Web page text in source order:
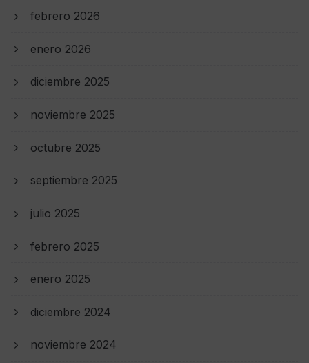
febrero 2026
enero 2026
diciembre 2025
noviembre 2025
octubre 2025
septiembre 2025
julio 2025
febrero 2025
enero 2025
diciembre 2024
noviembre 2024